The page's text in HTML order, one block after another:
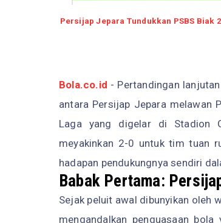
Persijap Jepara Tundukkan PSBS Biak
Bola.co.id - Pertandingan lanjutan
antara Persijap Jepara melawan
Laga yang digelar di Stadion
meyakinkan 2-0 untuk tim tuan
hadapan pendukungnya sendiri
Babak Pertama:
Sejak peluit awal dibunyikan oleh
mengandalkan penguasaan